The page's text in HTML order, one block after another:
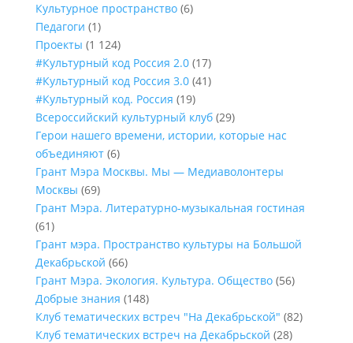
Культурное пространство(6)
Педагоги (1)
Проекты (1 124)
#Культурный код Россия 2.0(17)
#Культурный код Россия 3.0(41)
#Культурный код. Россия (19)
Всероссийский культурный клуб(29)
Герои нашего времени, истории, которые нас
объединяют(6)
Грант Мэра Москвы. Мы — Медиаволонтеры
Москвы (69)
Грант Мэра. Литературно-музыкальная гостиная
(61)
Грант мэра. Пространство культуры на Большой
Декабрьской (66)
Грант Мэра. Экология. Культура. Общество(56)
Добрые знания (148)
Клуб тематических встреч "На Декабрьской" (82)
Клуб тематических встреч на Декабрьской (28)